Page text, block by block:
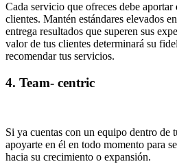
Cada servicio que ofreces debe aportar
clientes. Mantén estándares elevados
entrega resultados que superen sus
valor de tus clientes determinará su
recomendar tus servicios.
4. Team- centric
Si ya cuentas con un equipo dentro de
apoyarte en él en todo momento para
hacia su crecimiento o expansión.